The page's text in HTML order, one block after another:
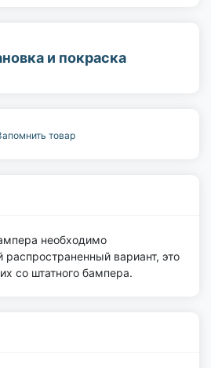
и покраска
товар
необходимо
вариант, это
со штатного бампера.